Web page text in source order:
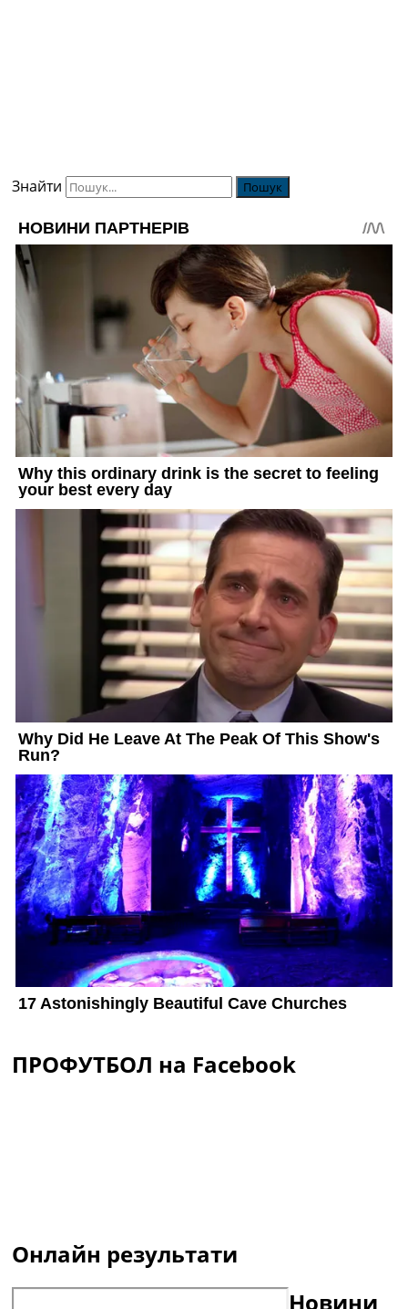
Знайти
ПРОФУТБОЛ на Facebook
Онлайн результати
Новини